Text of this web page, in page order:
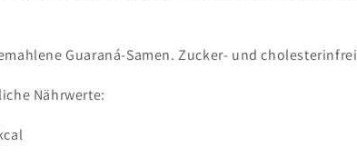
Guaraná-Samen. Zucker- und cholesterinfrei
Nährwerte: